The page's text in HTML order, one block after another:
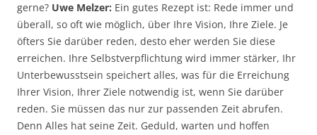
gerne? Uwe Melzer: Ein gutes Rezept ist: Rede immer und
überall, so oft wie möglich, über Ihre Vision, Ihre Ziele. Je
öfters Sie darüber reden, desto eher werden Sie diese
erreichen. Ihre Selbstverpflichtung wird immer stärker, Ihr
Unterbewusstsein speichert alles, was für die Erreichung
Ihrer Vision, Ihrer Ziele notwendig ist, wenn Sie darüber
reden. Sie müssen das nur zur passenden Zeit abrufen.
Denn Alles hat seine Zeit. Geduld, warten und hoffen